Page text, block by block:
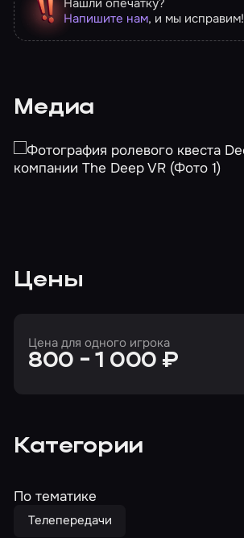
Напишите нам, и мы исправим!
Медиа
Цены
Цена для одного игрока
800 - 1 000 ₽
Категории
По тематике
Телепередачи